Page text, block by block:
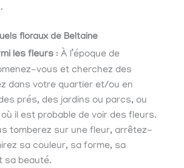
floraux de Beltaine
les fleurs : À l’époque de
vous et cherchez des
dans votre quartier et/ou en
prés, des jardins ou parcs, ou
il est probable de voir des fleurs.
tomberez sur une fleur, arrêtez-
sa couleur, sa forme, sa
sa beauté.